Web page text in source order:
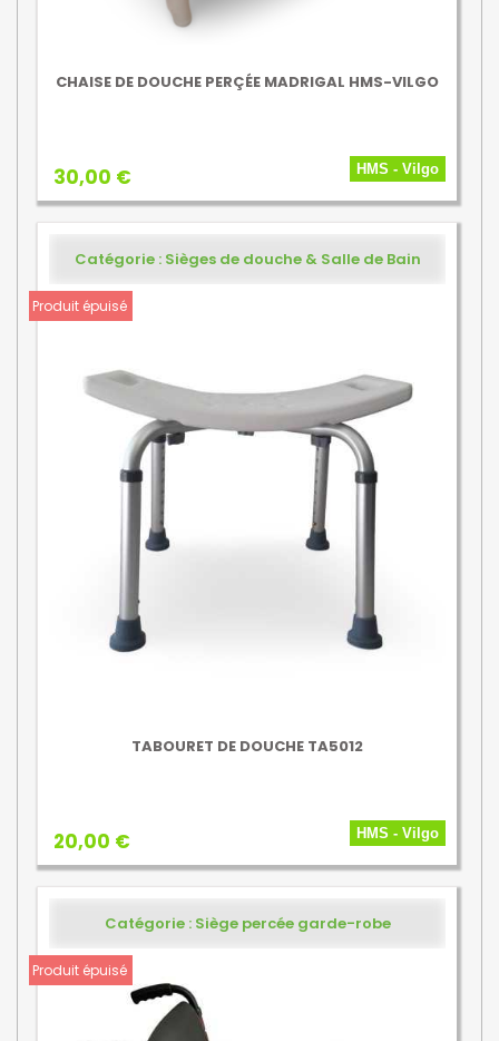
CHAISE DE DOUCHE PERÇÉE MADRIGAL HMS-VILGO
30,00 € HMS - Vilgo
Catégorie : Sièges de douche & Salle de Bain
Produit épuisé
TABOURET DE DOUCHE TA5012
20,00 € HMS - Vilgo
Catégorie : Siège percée garde-robe
Produit épuisé